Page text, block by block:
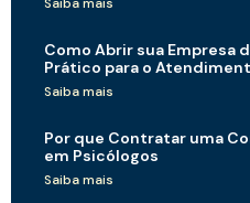
Como Abrir sua Empresa
Prático para o
Saiba mais
Por que Contratar uma
em Psicólogos
Saiba mais